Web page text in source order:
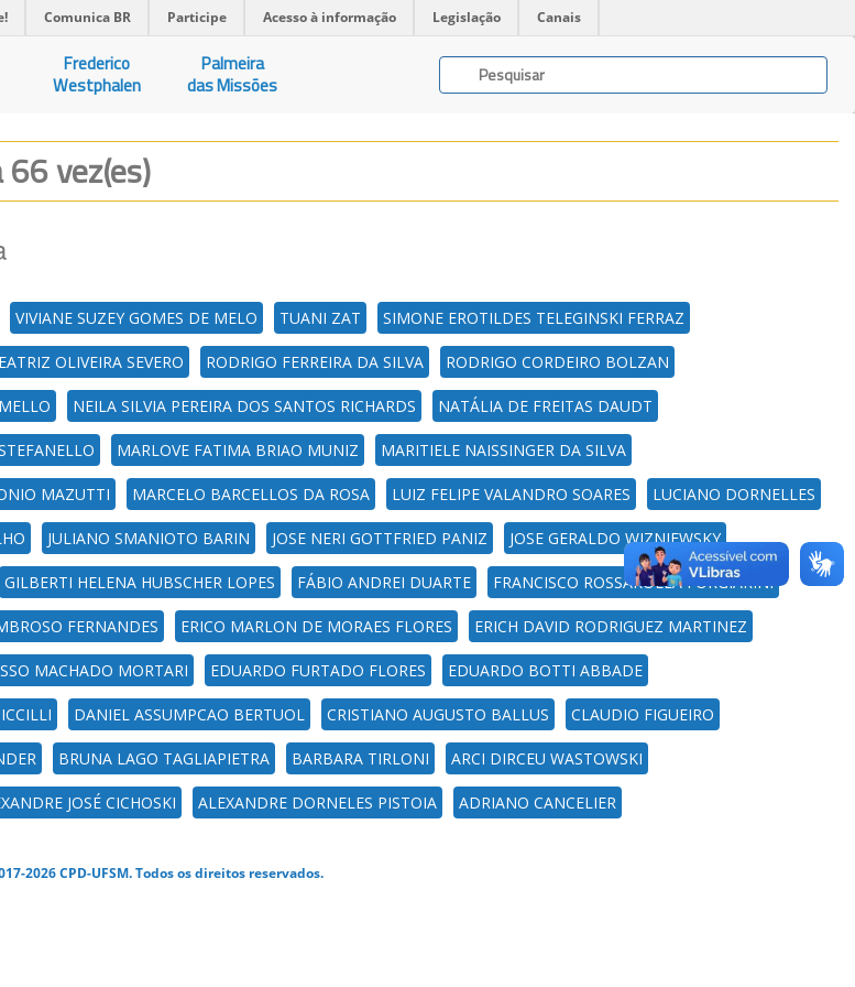
Comunica BR Participe Acesso à informação Legislação Canais
Frederico
Westphalen
Palmeira
das Missões
vez(es)
VIVIANE SUZEY GOMES DE MELO TUANI ZAT SIMONE EROTILDES TELEGINSKI FERRAZ
OLIVEIRA SEVERO RODRIGO FERREIRA DA SILVA RODRIGO CORDEIRO BOLZAN
NEILA SILVIA PEREIRA DOS SANTOS RICHARDS NATÁLIA DE FREITAS DAUDT
MARLOVE FATIMA BRIAO MUNIZ MARITIELE NAISSINGER DA SILVA
MAZUTTI MARCELO BARCELLOS DA ROSA LUIZ FELIPE VALANDRO SOARES LUCIANO DORNELLES
JULIANO SMANIOTO BARIN JOSE NERI GOTTFRIED PANIZ JOSE GERALDO WIZNIEWSKY
GILBERTI HELENA HUBSCHER LOPES FÁBIO ANDREI DUARTE FRANCISCO ROSSAROLLA FORGIARINI
FERNANDES ERICO MARLON DE MORAES FLORES ERICH DAVID RODRIGUEZ MARTINEZ
MACHADO MORTARI EDUARDO FURTADO FLORES EDUARDO BOTTI ABBADE
DANIEL ASSUMPCAO BERTUOL CRISTIANO AUGUSTO BALLUS CLAUDIO FIGUEIRO
BRUNA LAGO TAGLIAPIETRA BARBARA TIRLONI ARCI DIRCEU WASTOWSKI
JOSÉ CICHOSKI ALEXANDRE DORNELES PISTOIA ADRIANO CANCELIER
2026 CPD-UFSM. Todos os direitos reservados.